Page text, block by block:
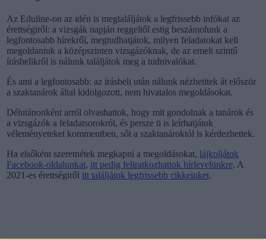
Az Eduline-on az idén is megtaláljátok a legfrissebb infókat az
érettségiről: a vizsgák napján reggeltől estig beszámolunk a
legfontosabb hírekről, megtudhatjátok, milyen feladatokat kell
megoldaniuk a középszinten vizsgázóknak, de az emelt szintű
írásbelikről is nálunk találjátok meg a tudnivalókat.
És ami a legfontosabb: az írásbeli után nálunk nézhetitek át először
a szaktanárok által kidolgozott, nem hivatalos megoldásokat.
Délutánonként arról olvashattok, hogy mit gondolnak a tanárok és
a vizsgázók a feladatsorokról, és persze ti is leírhatjátok
véleményeteket kommentben, sőt a szaktanároktól is kérdezhettek.
Ha elsőként szeretnétek megkapni a megoldásokat, lájkoljátok
Facebook-oldalunkat, itt pedig feliratkozhattok hírlevelünkre. A
2021-es érettségiről itt találjátok legfrissebb cikkeinket.